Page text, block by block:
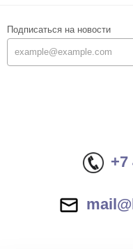
Подписаться на новости
+7